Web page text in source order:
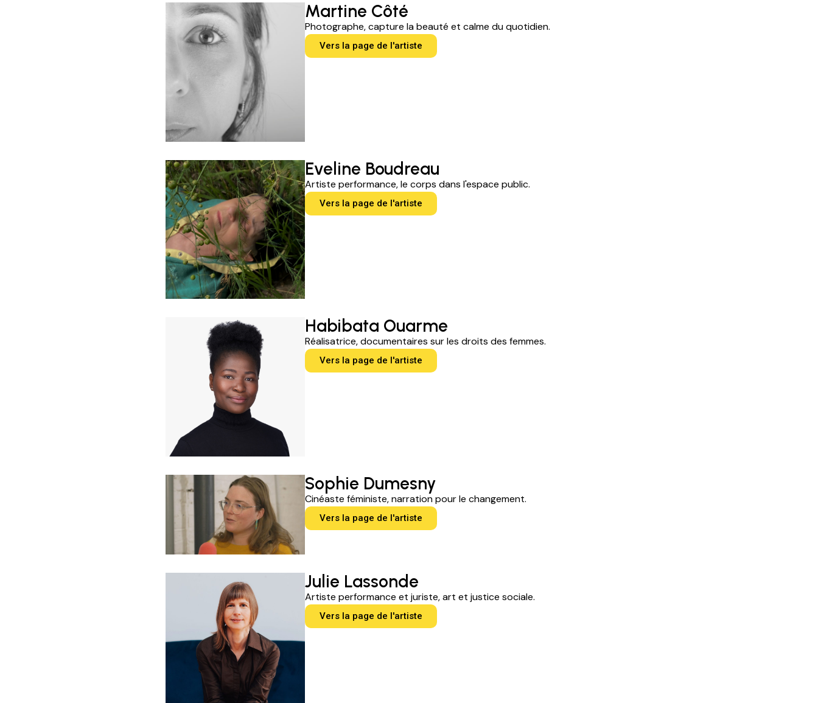
Martine Côté
Photographe, capture la beauté et calme du quotidien.
Vers la page de l'artiste
Eveline Boudreau
Artiste performance, le corps dans l'espace public.
Vers la page de l'artiste
Habibata Ouarme
Réalisatrice, documentaires sur les droits des femmes.
Vers la page de l'artiste
Sophie Dumesny
Cinéaste féministe, narration pour le changement.
Vers la page de l'artiste
Julie Lassonde
Artiste performance et juriste, art et justice sociale.
Vers la page de l'artiste